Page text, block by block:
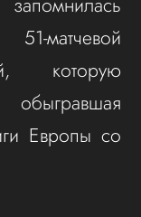
матчевой
которую
Европы со